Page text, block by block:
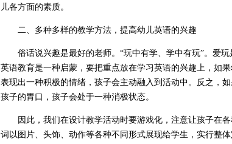
儿各方面的素质。
二、多种多样的教学方法，提高幼儿英语的兴趣
俗话说兴趣是最好的老师。“玩中有学、学中有玩”。爱玩
英语教育是一种启蒙，要把重点放在学习英语的兴趣上，如
表现出一种积极的情绪，孩子会主动融入到活动中。反之，
孩子的胃口，孩子会处于一种消极状态。
因此，我们在设计教学活动时要游戏化，注意让孩子在各
词以图片、头饰、动作等各种不同形式展现给学生，实行整